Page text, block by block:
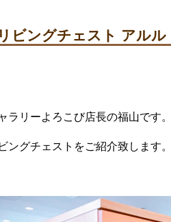
ビングチェスト アルル
ラリーよろこび店長の福山です。
ングチェストをご紹介致します。